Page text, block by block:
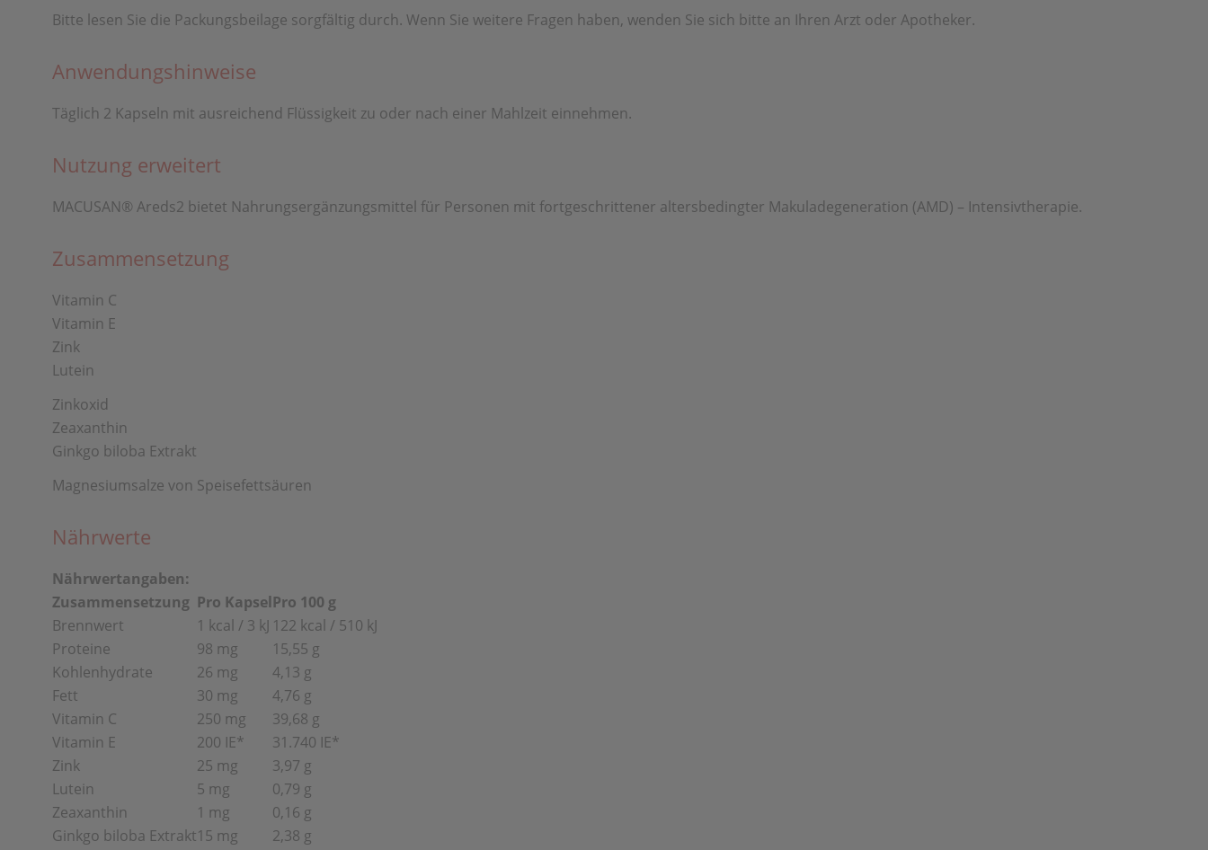
Bitte lesen Sie die Packungsbeilage sorgfältig durch. Wenn Sie weitere Fragen haben, wenden Sie sich bitte an Ihren Arzt oder Apotheker.
Anwendungshinweise
Täglich 2 Kapseln mit ausreichend Flüssigkeit zu oder nach einer Mahlzeit einnehmen.
Nutzung erweitert
MACUSAN® Areds2 bietet Nahrungsergänzungsmittel für Personen mit fortgeschrittener altersbedingter Makuladegeneration (AMD) – Intensivtherapie.
Zusammensetzung
Vitamin C
Vitamin E
Zink
Lutein
Zinkoxid
Zeaxanthin
Ginkgo biloba Extrakt
Magnesiumsalze von Speisefettsäuren
Nährwerte
Nährwertangaben:
Zusammensetzung Pro KapselPro 100 g
Brennwert
1 kcal / 3 kJ 122 kcal / 510 kJ
Proteine
98 mg
15,55 g
Kohlenhydrate
26 mg
4,13 g
Fett
30 mg
4,76 g
Vitamin C
250 mg
39,68 g
Vitamin E
200 IE*
31.740 IE*
Zink
25 mg
3,97 g
Lutein
5 mg
0,79 g
Zeaxanthin
1 mg
0,16 g
Ginkgo biloba Extrakt15 mg
2,38 g